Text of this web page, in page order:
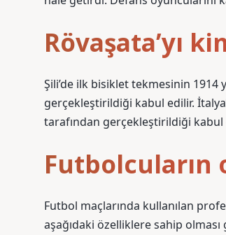
Rövaşata’yı
Şili’de ilk bisiklet tekmesinin 1914
gerçekleştirildiği kabul edilir.
tarafından gerçekleştirildiği kabul
Futbolcuların
Futbol maçlarında kullanılan
aşağıdaki özelliklere sahip